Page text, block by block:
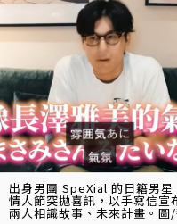
出身男團 SpeXial 的日籍男
情人節突拋喜訊，以手寫信
兩人相識故事、未來計畫。圖